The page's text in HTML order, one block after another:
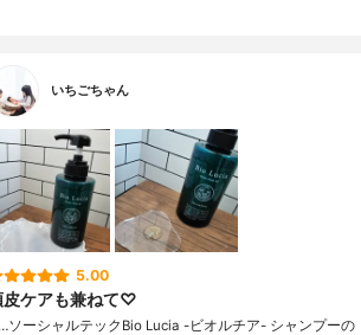
いちごちゃん
5.00
皮ケアも兼ねて♡
ソーシャルテックBio Lucia -ビオルチア- シャンプー⁡の